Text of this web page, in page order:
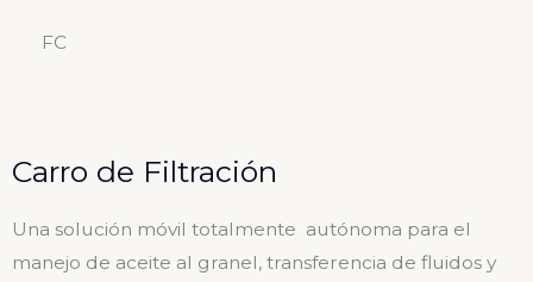
FC
Carro de Filtración
Una solución móvil totalmente autónoma para el
manejo de aceite al granel, transferencia de fluidos y